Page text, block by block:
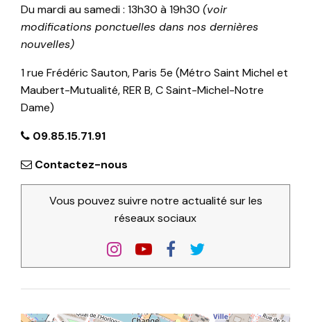
Du mardi au samedi : 13h30 à 19h30 (voir
modifications ponctuelles dans nos dernières
nouvelles)
1 rue Frédéric Sauton, Paris 5e (Métro Saint Michel et
Maubert-Mutualité, RER B, C Saint-Michel-Notre
Dame)
09.85.15.71.91
Contactez-nous
Vous pouvez suivre notre actualité sur les
réseaux sociaux